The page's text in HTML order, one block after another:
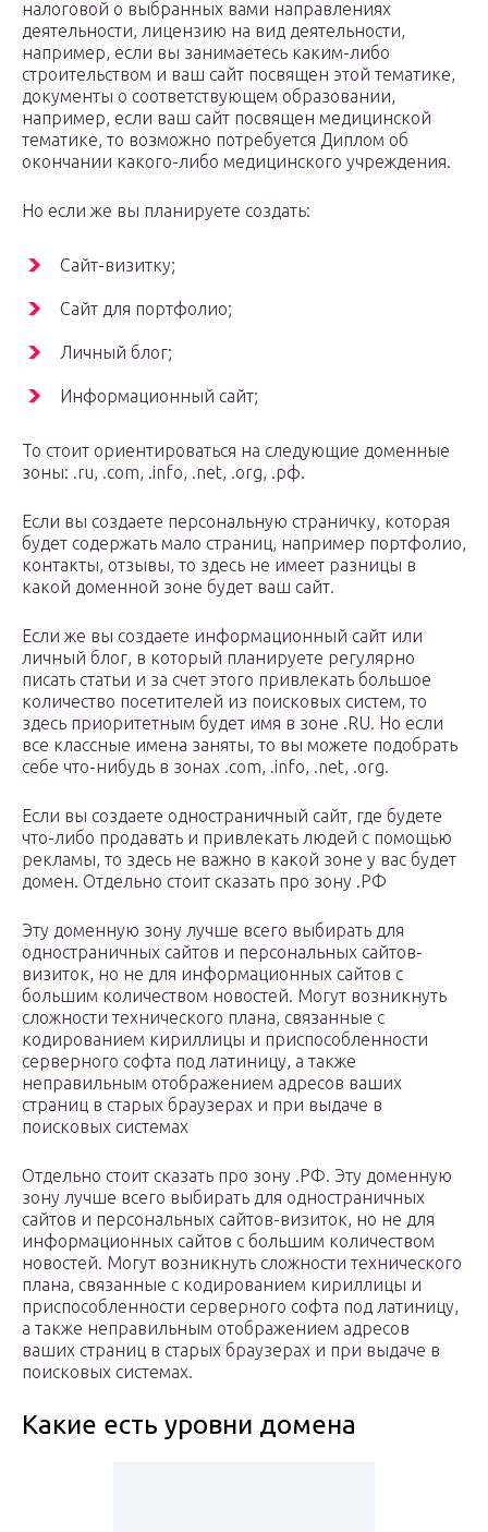
налоговой о выбранных вами направлениях
деятельности, лицензию на вид деятельности,
например, если вы занимаетесь каким-либо
строительством и ваш сайт посвящен этой тематике,
документы о соответствующем образовании,
например, если ваш сайт посвящен медицинской
тематике, то возможно потребуется Диплом об
окончании какого-либо медицинского учреждения.
Но если же вы планируете создать:
Сайт-визитку;
Сайт для портфолио;
Личный блог;
Информационный сайт;
То стоит ориентироваться на следующие доменные
зоны: .ru, .com, .info, .net, .org, .рф.
Если вы создаете персональную страничку, которая
будет содержать мало страниц, например портфолио,
контакты, отзывы, то здесь не имеет разницы в
какой доменной зоне будет ваш сайт.
Если же вы создаете информационный сайт или
личный блог, в который планируете регулярно
писать статьи и за счет этого привлекать большое
количество посетителей из поисковых систем, то
здесь приоритетным будет имя в зоне .RU. Но если
все классные имена заняты, то вы можете подобрать
себе что-нибудь в зонах .com, .info, .net, .org.
Если вы создаете одностраничный сайт, где будете
что-либо продавать и привлекать людей с помощью
рекламы, то здесь не важно в какой зоне у вас будет
домен. Отдельно стоит сказать про зону .РФ
Эту доменную зону лучше всего выбирать для
одностраничных сайтов и персональных сайтов-
визиток, но не для информационных сайтов с
большим количеством новостей. Могут возникнуть
сложности технического плана, связанные с
кодированием кириллицы и приспособленности
серверного софта под латиницу, а также
неправильным отображением адресов ваших
страниц в старых браузерах и при выдаче в
поисковых системах
Отдельно стоит сказать про зону .РФ. Эту доменную
зону лучше всего выбирать для одностраничных
сайтов и персональных сайтов-визиток, но не для
информационных сайтов с большим количеством
новостей. Могут возникнуть сложности технического
плана, связанные с кодированием кириллицы и
приспособленности серверного софта под латиницу,
а также неправильным отображением адресов
ваших страниц в старых браузерах и при выдаче в
поисковых системах.
Какие есть уровни домена